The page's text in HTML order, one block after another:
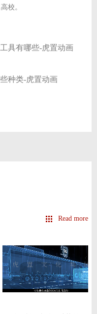
校。
具有哪些-虎置动画
种类-虎置动画
Read more